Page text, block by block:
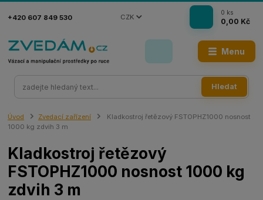
Menu
CZK
Hledat
+420 607 849 530
0 ks
0,00 Kč
Úvod Zvedací zařízení
Kladkostroj řetězový FSTOPHZ1000 nosnost
1000 kg zdvih 3 m
Kladkostroj řetězový
FSTOPHZ1000 nosnost 1000 kg
zdvih 3 m